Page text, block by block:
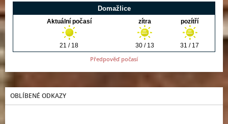
Předpověď počasí
OBLÍBENÉ ODKAZY